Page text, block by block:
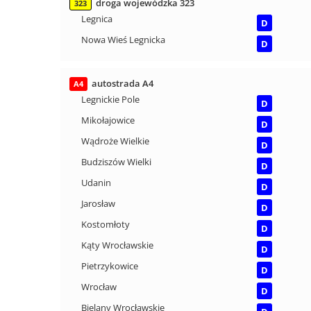
323
droga wojewódzka 323
Legnica
D
Nowa Wieś Legnicka
D
A4
autostrada A4
Legnickie Pole
D
Mikołajowice
D
Wądroże Wielkie
D
Budziszów Wielki
D
Udanin
D
Jarosław
D
Kostomłoty
D
Kąty Wrocławskie
D
Pietrzykowice
D
Wrocław
D
Bielany Wrocławskie